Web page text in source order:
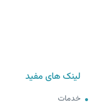
لینک های مفید
خدمات